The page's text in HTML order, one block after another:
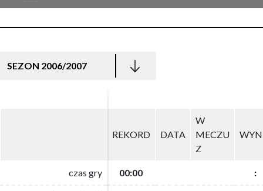
SEZON 2006/2007
REKORD DATA
W
MECZU
Z
czas gry 00:00 :
REKORD DATA
W
MECZU
Z
czas gry 00:00 :